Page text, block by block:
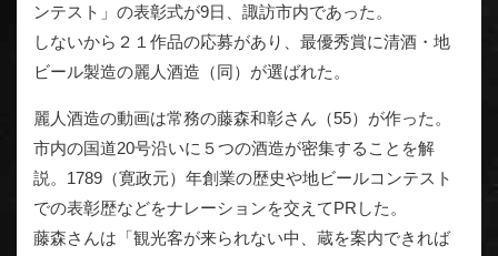
ンテスト」の表彰式が9日、諏訪市内であった。
しないから２１作品の応募があり、最優秀賞に清酒・地
ビール製造の麗人酒造（同）が選ばれた。
麗人酒造の動画は常務の藤森和彰さん（55）が作った。
市内の国道20号沿いに５つの酒造が密集することを解
説。1789（寛政元）年創業の歴史や地ビールコンテスト
での表彰歴などをナレーションを交えてPRした。
藤森さんは「観光客が来られない中、蔵を案内できれば